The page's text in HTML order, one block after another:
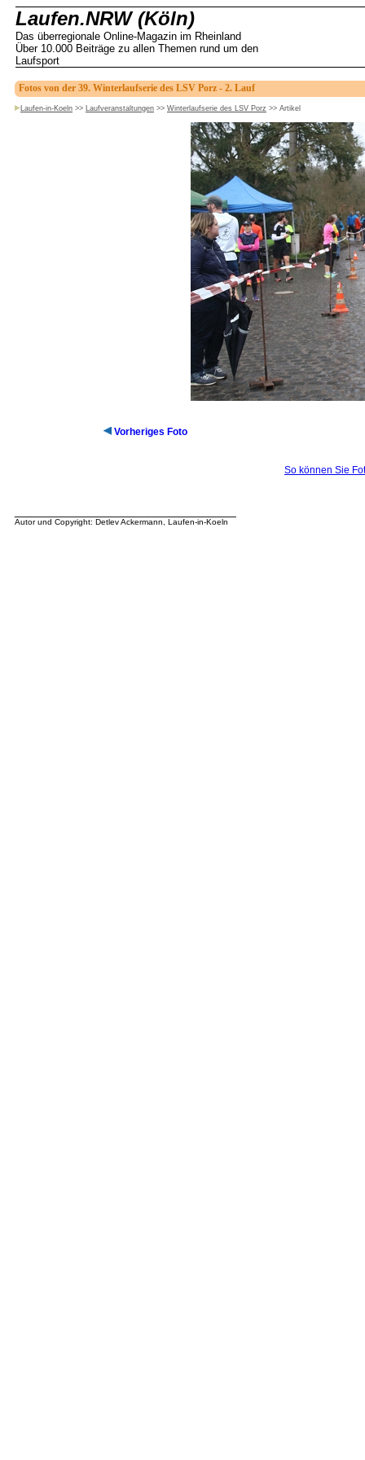
Laufen.NRW (Köln)
Das überregionale Online-Magazin im Rheinland
Über 10.000 Beiträge zu allen Themen rund um den
Laufsport
Fotos von der 39. Winterlaufserie des LSV Porz - 2. Lauf
Laufen-in-Koeln >> Laufveranstaltungen >> Winterlaufserie des LSV Porz >> Artikel
Vorheriges Foto
So können Sie
Autor und Copyright: Detlev Ackermann, Laufen-in-Koeln